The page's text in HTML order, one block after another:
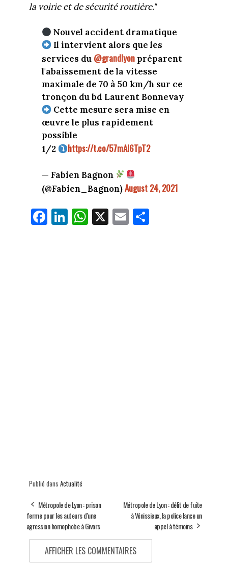
la voirie et de sécurité routière."
Nouvel accident dramatique
Il intervient alors que les
services du @grandlyon préparent
l'abaissement de la vitesse
maximale de 70 à 50 km/h sur ce
tronçon du bd Laurent Bonnevay
Cette mesure sera mise en
œuvre le plus rapidement
possible
1/2
https://t.co/57mAI6TpT2
— Fabien Bagnon
(@Fabien_Bagnon)August 24, 2021
Fa
ce
Li
nk
W
ha
X E
m
Pa
rt
Publié dans Actualité
Métropole de Lyon : prison
ferme pour les auteurs d'une
agression homophobe à Givors
Métropole de Lyon : délit de fuite
à Vénissieux, la police lance un
appel à témoins
AFFICHER LES COMMENTAIRES